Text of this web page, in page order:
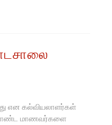
என கல்வியலாளர்கள்
மாணவர்களை